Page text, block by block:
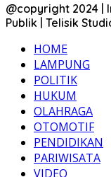
@copyright 2024 |
Publik | Telisik
HOME
LAMPUNG
POLITIK
HUKUM
OLAHRAGA
OTOMOTIF
PENDIDIKAN
PARIWISATA
VIDEO